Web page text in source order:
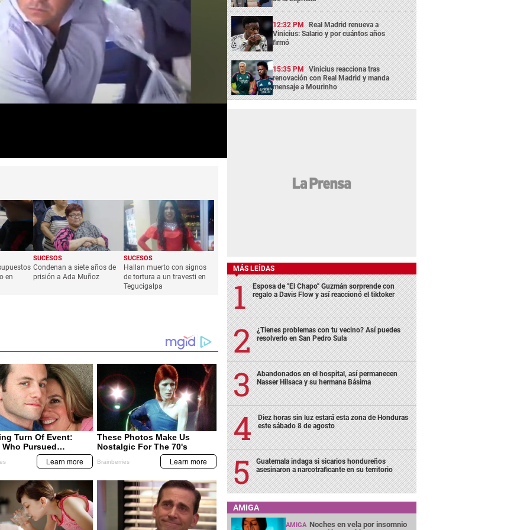
en
SUCESOS
Condenan a siete años de
prisión a Ada Muñoz
SUCESOS
Hallan muerto con signos
de tortura a un travesti en
Tegucigalpa
12:32 PM Real Madrid renueva a
Vinicius: Salario y por cuántos años
firmó
15:35 PM Vinicius reacciona tras
renovación con Real Madrid y manda
mensaje a Mourinho
MÁS LEÍDAS
Esposa de "El Chapo" Guzmán sorprende con
regalo a Davis Flow y así reaccionó el tiktoker
¿Tienes problemas con tu vecino? Así puedes
resolverlo en San Pedro Sula
Abandonados en el hospital, así permanecen
Nasser Hilsaca y su hermana Básima
Diez horas sin luz estará esta zona de Honduras
este sábado 8 de agosto
Guatemala indaga si sicarios hondureños
asesinaron a narcotraficante en su territorio
AMIGA
AMIGA Noches en vela por insomnio